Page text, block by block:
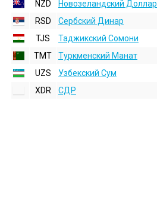
NZD
Новозеландский Доллар
RSD
Сербский Динар
TJS
Таджикский Сомони
TMT
Туркменский Манат
UZS
Узбекский Сум
XDR
СДР